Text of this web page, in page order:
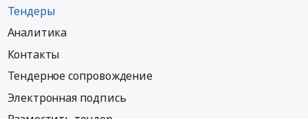
Тендеры
Аналитика
Контакты
Тендерное сопровождение
Электронная подпись